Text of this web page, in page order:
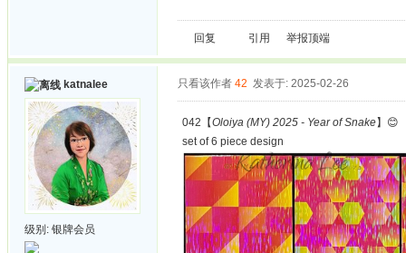
回复 引用 举报顶端
katnalee
级别: 银牌会员
只看该作者 42 发表于: 2025-02-26
042【Oloiya (MY) 2025 - Year of Snake】😊
set of 6 piece design